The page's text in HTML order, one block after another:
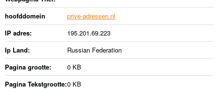
hoofddomein
prive-adressen.nl
IP adres:
195.201.69.223
Ip Land:
Russian Federation
Pagina grootte:
0 KB
Pagina Tekstgrootte:0 KB